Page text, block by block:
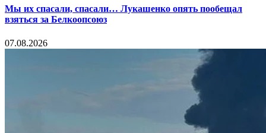
Мы их спасали, спасали… Лукашенко опять пообещал
взяться за Белкоопсоюз
07.08.2026